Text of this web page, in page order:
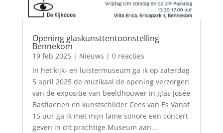
Opening glaskunsttentoonstelling
Bennekom
19 feb 2025| Nieuws | 0 reacties
In het kijk- en luistermuseum ga ik op zaterdag
5 april 2025 de muzikaal de opening verzorgen
van de expositie van beeldhouwer in glas Josée
Bastiaenen en kunstschilder Cees van Es Vanaf
15 uur ga ik met mijn lame sonore een concert
geven in dit prachtige Museum aan...